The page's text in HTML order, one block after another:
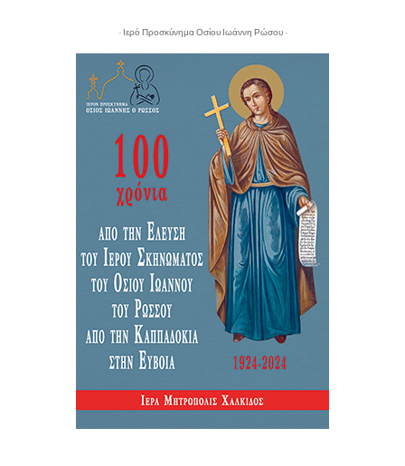
- Ιερό Προσκύνημα Οσίου Ιωάννη Ρώσου -